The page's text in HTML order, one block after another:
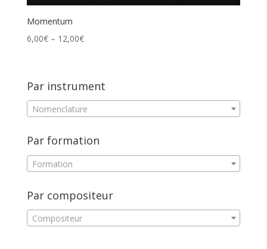
Momentum
6,00€– 12,00€
Par instrument
Nomenclature
Par formation
Formation
Par compositeur
Compositeur